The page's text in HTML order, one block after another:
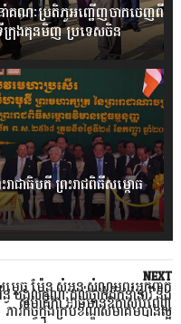
គណៈប្រតិភូអញ្ជើញចាកចេញពី
ក្រុងគុនមិញ ប្រទេសចិន
ាជាធិបតី ព្រះរាជពិធីសម្ពោធ
NEXT
តេច ម៉ែន សំអន សំណូមពរអ្នកពាក់
ធ បង្កលក្ខណៈដល់ថ្នាក់ដឹកនាំនារី និង
សមាជិកា អាចមានឱកាសបំពេញ
ភារកិច្ចក្នុងក្របខ័ណ្ឌសមាគមបានល្អ